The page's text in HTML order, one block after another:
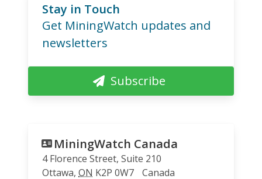
Stay in Touch
Get MiningWatch updates and
newsletters
Subscribe
MiningWatch Canada
4 Florence Street, Suite 210
Ottawa, ON K2P 0W7
Canada